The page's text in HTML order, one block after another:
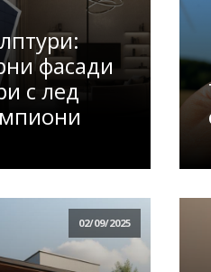
фасади
с лед
02/09/2025